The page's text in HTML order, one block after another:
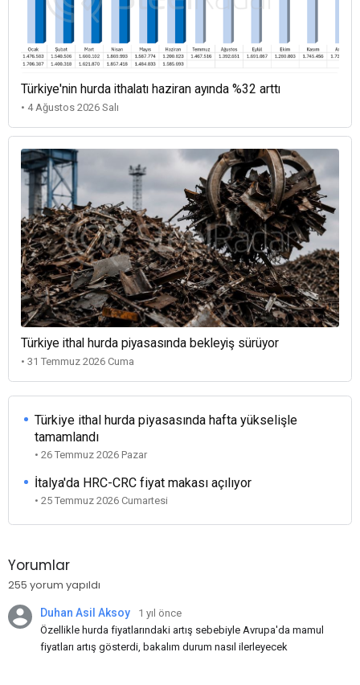
Türkiye'nin hurda ithalatı haziran ayında %32 arttı
• 4 Ağustos 2026 Salı
Türkiye ithal hurda piyasasında bekleyiş sürüyor
• 31 Temmuz 2026 Cuma
Türkiye ithal hurda piyasasında hafta yükselişle
tamamlandı
• 26 Temmuz 2026 Pazar
İtalya'da HRC-CRC fiyat makası açılıyor
• 25 Temmuz 2026 Cumartesi
Yorumlar
255 yorum yapıldı
Duhan Asil Aksoy
1 yıl önce
Özellikle hurda fiyatlarındaki artış sebebiyle Avrupa'da mamul
fiyatları artış gösterdi, bakalım durum nasıl ilerleyecek